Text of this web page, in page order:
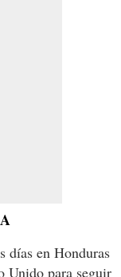
días en Honduras
Unido para seguir